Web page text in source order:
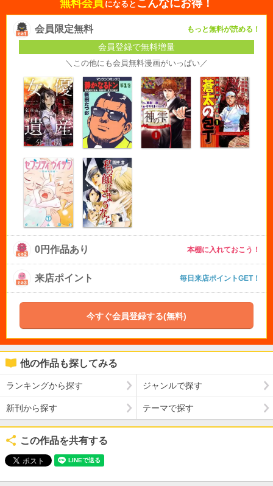
無料会員 になると こんなにお得！
会員限定無料 もっと無料が読める！
会員登録で無料増量
＼この他にも会員無料漫画がいっぱい／
0円作品あり 本棚に入れておこう！
来店ポイント 毎日来店ポイントGET！
今すぐ会員登録する(無料)
他の作品も探してみる
ランキングから探す ジャンルで探す
新刊から探す テーマで探す
この作品を共有する